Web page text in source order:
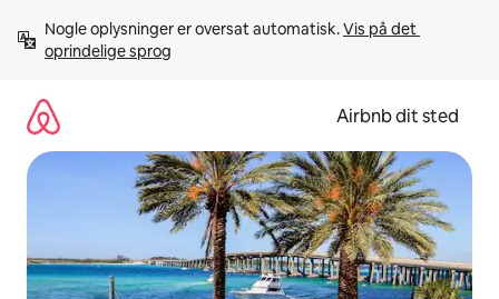
videre
Nogle oplysninger er oversat automatisk. Vis på det
oprindelige sprog
Airbnb dit sted